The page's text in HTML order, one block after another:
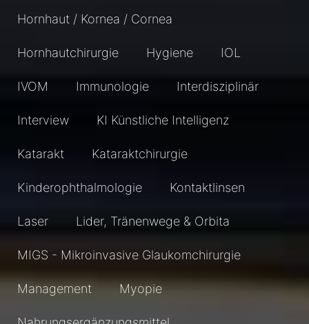
Hornhaut / Kornea / Cornea
Hornhautchirurgie Hygiene IOL
IVOM Immunologie Interdisziplinär
Interview KI Künstliche Intelligenz
Katarakt Kataraktchirurgie
Kinderophthalmologie Kontaktlinsen
Laser Lider, Tränenwege & Orbita
MIGS - Mikroinvasive Glaukomchirurgie
Management Myopie